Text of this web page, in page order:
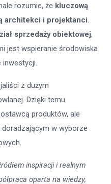
rozumie, że kluczową
architekci i projektanci.
sprzedaży obiektowej,
jest wspieranie środowiska
inwestycji.
z dużym
Dzięki temu
produktów, ale
doradzającym w wyborze
inspiracji i realnym
oparta na wiedzy,